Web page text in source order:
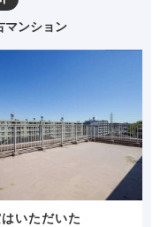
マンション
いただいた